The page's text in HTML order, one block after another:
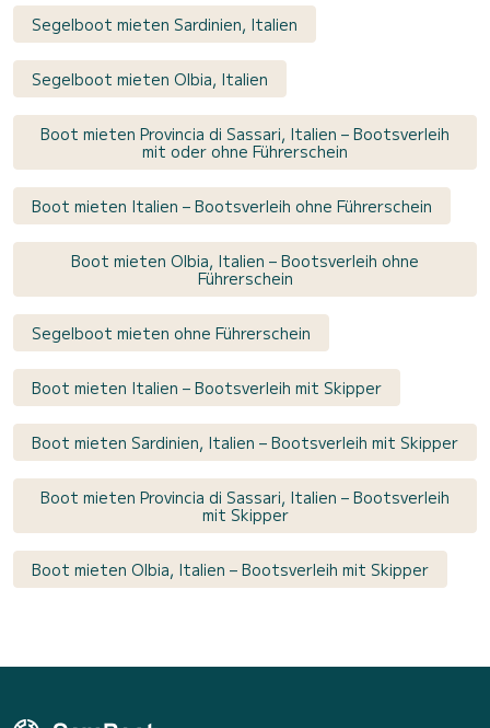
Segelboot mieten Sardinien, Italien
Segelboot mieten Olbia, Italien
Boot mieten Provincia di Sassari, Italien – Bootsverleih
mit oder ohne Führerschein
Boot mieten Italien – Bootsverleih ohne Führerschein
Boot mieten Olbia, Italien – Bootsverleih ohne
Führerschein
Segelboot mieten ohne Führerschein
Boot mieten Italien – Bootsverleih mit Skipper
Boot mieten Sardinien, Italien – Bootsverleih mit Skipper
Boot mieten Provincia di Sassari, Italien – Bootsverleih
mit Skipper
Boot mieten Olbia, Italien – Bootsverleih mit Skipper